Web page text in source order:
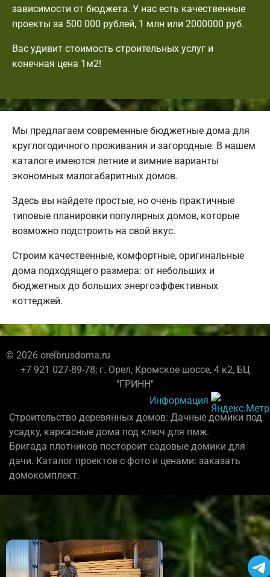
зависимости от бюджета. У нас есть качественные
проекты за 500 000 рублей, 1 млн или 2000000 руб.
Вас удивит стоимость строительных услуг и
конечная цена 1м2!
Мы предлагаем современные бюджетные дома для
круглогодичного проживания и загородные. В нашем
каталоге имеются летние и зимние варианты
экономных малогабаритных домов.
Здесь вы найдете простые, но очень практичные
типовые планировки популярных домов, которые
возможно подстроить на свой вкус.
Строим качественные, комфортные, оригинальные
дома подходящего размера: от небольших и
бюджетных до больших энергоэффективных
коттеджей.
© 2026 orelbrusdoma.ru
+7 921 027-89-78; г. Орел, Кромское шоссе, 4 к2, БЦ
"ГРИНН"
Информация
Строительство деревянных домов: Дачные домики под
усадку, каркасные дома под ключ для пмж.
Бригада плотников постороит садовые домики для
дачи. Каталог проектов с фото и ценами: заказать
домокомплект.